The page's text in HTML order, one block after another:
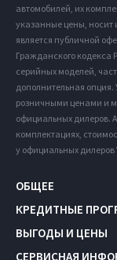
автомобилей, их
указанные цены, носит
является публичной
Гражданского кодекса
серийных моделей,
дополнительная
розничными ценами и
официальных дилеров.
комплектациях,
у официальных дилеров
ОБЩЕЕ
КРЕДИТНЫЕ
ВЫГОДЫ И ЦЕНЫ
СЕРВИСНАЯ